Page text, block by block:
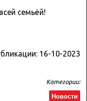
семьёй!
16-10-2023
Категории:
Новости